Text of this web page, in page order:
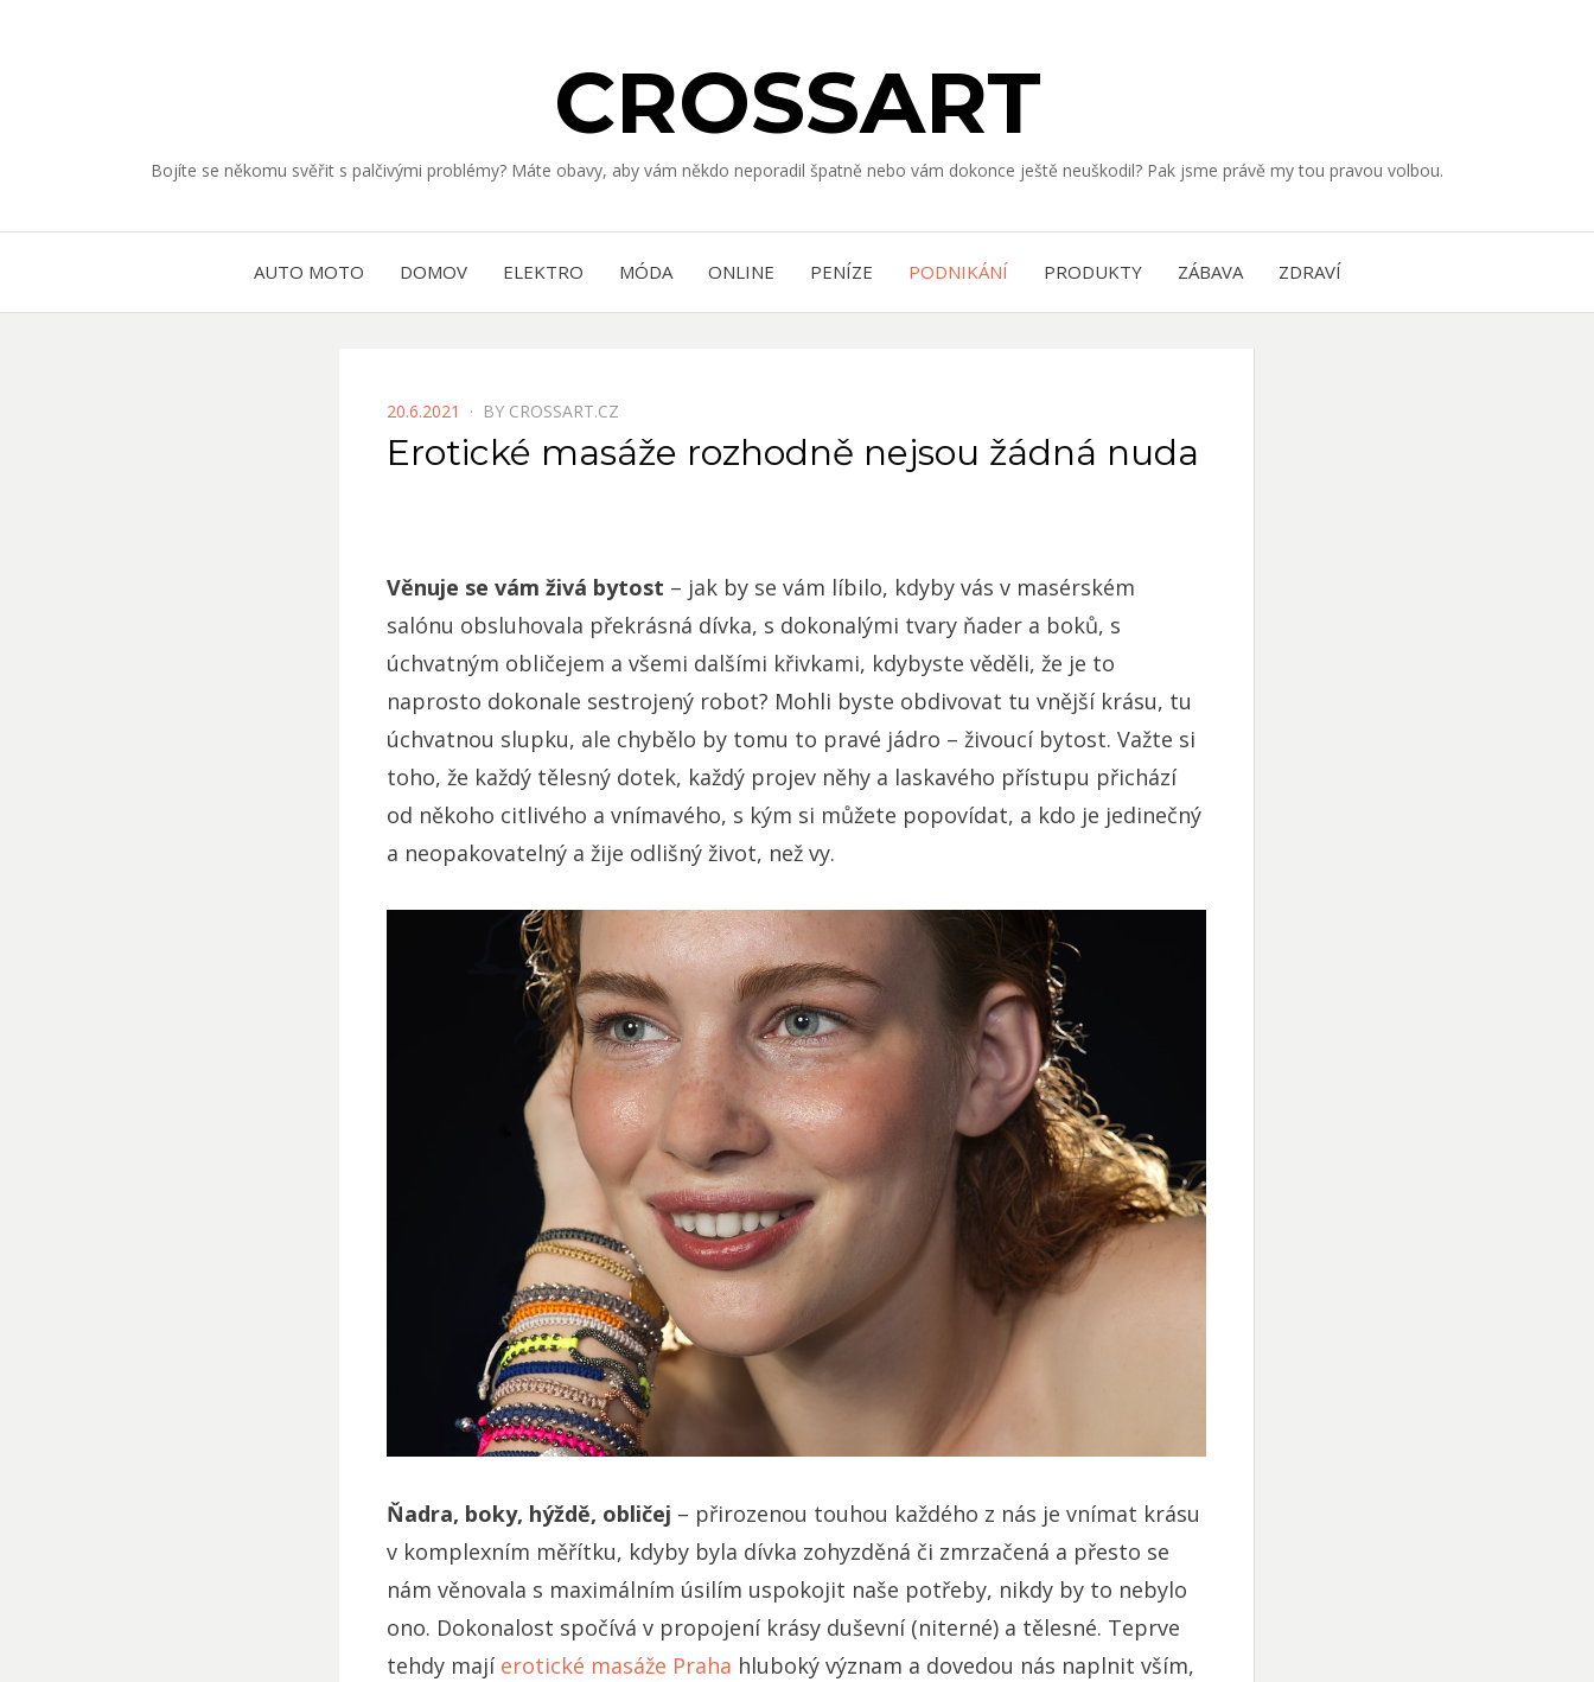
CROSSART
Bojíte se někomu svěřit s palčivými problémy? Máte obavy, aby vám někdo neporadil špatně nebo vám dokonce ještě neuškodil? Pak jsme právě my tou pravou volbou.
AUTO MOTO DOMOV ELEKTRO MÓDA ONLINE PENÍZE PODNIKÁNÍ PRODUKTY ZÁBAVA ZDRAVÍ
POSTED
ON
20.6.2021 BY CROSSART.CZ
Erotické masáže rozhodně nejsou žádná nuda
Věnuje se vám živá bytost – jak by se vám líbilo, kdyby vás v masérském
salónu obsluhovala překrásná dívka, s dokonalými tvary ňader a boků, s
úchvatným obličejem a všemi dalšími křivkami, kdybyste věděli, že je to
naprosto dokonale sestrojený robot? Mohli byste obdivovat tu vnější krásu, tu
úchvatnou slupku, ale chybělo by tomu to pravé jádro – živoucí bytost. Važte si
toho, že každý tělesný dotek, každý projev něhy a laskavého přístupu přichází
od někoho citlivého a vnímavého, s kým si můžete popovídat, a kdo je jedinečný
a neopakovatelný a žije odlišný život, než vy.
Ňadra, boky, hýždě, obličej – přirozenou touhou každého z nás je vnímat krásu
v komplexním měřítku, kdyby byla dívka zohyzděná či zmrzačená a přesto se
nám věnovala s maximálním úsilím uspokojit naše potřeby, nikdy by to nebylo
ono. Dokonalost spočívá v propojení krásy duševní (niterné) a tělesné. Teprve
tehdy mají erotické masáže Praha hluboký význam a dovedou nás naplnit vším,